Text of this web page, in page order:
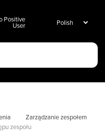
Positive
User
Zarządzanie zespołem
zespołu